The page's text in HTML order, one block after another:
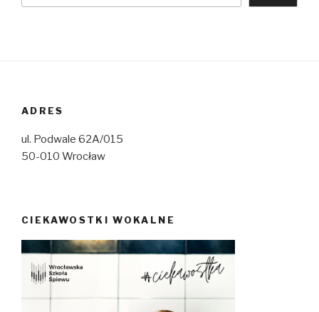
ADRES
ul. Podwale 62A/015
50-010 Wrocław
CIEKAWOSTKI WOKALNE